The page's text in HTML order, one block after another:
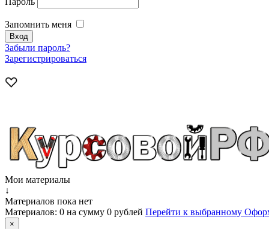
Запомнить меня
Забыли пароль?
Зарегистрироваться
Мои материалы
↓
Материалов пока нет
Материалов: 0 на сумму 0 рублей Перейти к выбранному
×